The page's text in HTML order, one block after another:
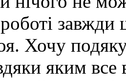
Хочу
яким все